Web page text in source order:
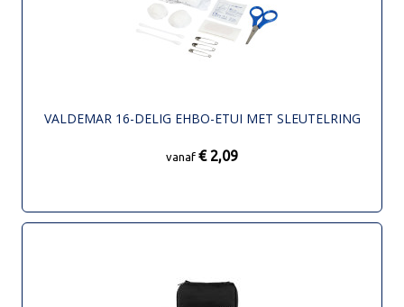
VALDEMAR 16-DELIG EHBO-ETUI MET SLEUTELRING
vanaf € 2,09